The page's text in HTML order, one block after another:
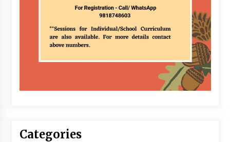
Categories